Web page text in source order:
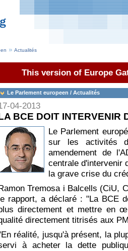
Actualités
This version of Europe
Le Parlement europeen / Actualités
04-2013
BCE DOIT INTERVENIR
Le Parlement
sur les activités
amendement de
centrale d'intervenir
la grave crise du
Tremosa i Balcells (CiU,
rapport, a déclaré : "La BCE
directement et mettre en
directement titrisés aux
réalité, jusqu'à présent, la
à acheter la dette